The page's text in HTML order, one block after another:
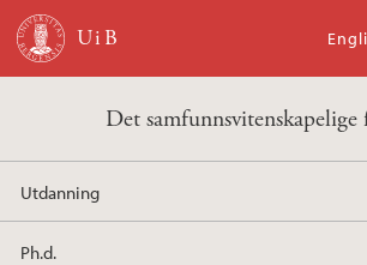
Hopp til hovedinnhold
Det
Utdanning
Ph.d.